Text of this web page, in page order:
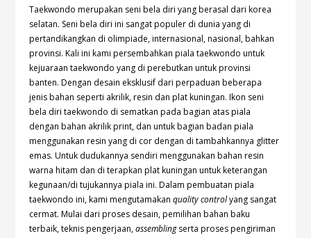
Taekwondo merupakan seni bela diri yang berasal dari korea
selatan. Seni bela diri ini sangat populer di dunia yang di
pertandikangkan di olimpiade, internasional, nasional, bahkan
provinsi. Kali ini kami persembahkan piala taekwondo untuk
kejuaraan taekwondo yang di perebutkan untuk provinsi
banten. Dengan desain eksklusif dari perpaduan beberapa
jenis bahan seperti akrilik, resin dan plat kuningan. Ikon seni
bela diri taekwondo di sematkan pada bagian atas piala
dengan bahan akrilik print, dan untuk bagian badan piala
menggunakan resin yang di cor dengan di tambahkannya glitter
emas. Untuk dudukannya sendiri menggunakan bahan resin
warna hitam dan di terapkan plat kuningan untuk keterangan
kegunaan/di tujukannya piala ini. Dalam pembuatan piala
taekwondo ini, kami mengutamakanquality controlyang sangat
cermat. Mulai dari proses desain, pemilihan bahan baku
terbaik, teknis pengerjaan,assemblingserta proses pengiriman